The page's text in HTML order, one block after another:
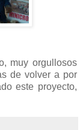
muy orgullosos
de volver a por
este proyecto,